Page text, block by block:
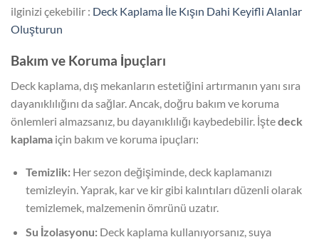
ilginizi çekebilir : Deck Kaplama İle Kışın Dahi Keyifli Alanlar
Oluşturun
Bakım ve Koruma İpuçları
Deck kaplama, dış mekanların estetiğini artırmanın yanı sıra
dayanıklılığını da sağlar. Ancak, doğru bakım ve koruma
önlemleri almazsanız, bu dayanıklılığı kaybedebilir. İştedeck
kaplama için bakım ve koruma ipuçları:
Temizlik:Her sezon değişiminde, deck kaplamanızı
temizleyin. Yaprak, kar ve kir gibi kalıntıları düzenli olarak
temizlemek, malzemenin ömrünü uzatır.
Su İzolasyonu:Deck kaplama kullanıyorsanız, suya